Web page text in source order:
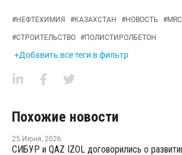
#НЕФТЕХИМИЯ #КАЗАХСТАН #НОВОСТЬ #MRC
#СТРОИТЕЛЬСТВО #ПОЛИСТИРОЛБЕТОН
+Добавить все теги в фильтр
Похожие новости
25 Июня, 2026